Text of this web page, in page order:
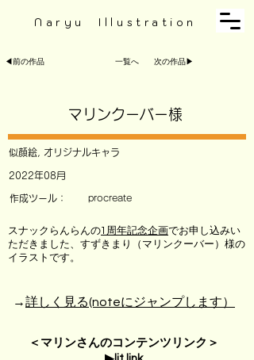
Naryu Illustration
◀︎前の作品 一覧へ 次の作品▶︎
マリンクーバー様
似顔絵, オリジナルキャラ
2022年08月
procreate
作成ツール：
スナックらんらんの1周年記念企画でお申し込みい
ただきました、すずきまり（マリンクーバー）様の
イラストです。
→詳しく見る(noteにジャンプします）
＜マリンさんのコンテンツリンク＞